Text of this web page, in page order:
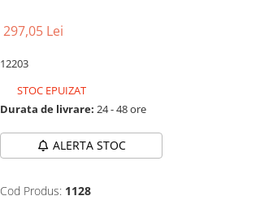
297,05 Lei
12203
STOC EPUIZAT
Durata de livrare: 24 - 48 ore
ALERTA STOC
Cod Produs: 1128